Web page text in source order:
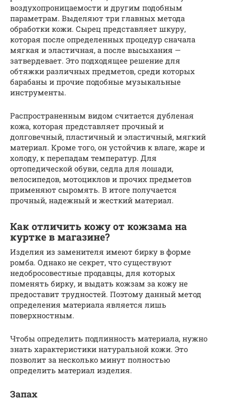
воздухопроницаемости и другим подобным
параметрам. Выделяют три главных метода
обработки кожи. Сырец представляет шкуру,
которая после определенных процедур сначала
мягкая и эластичная, а после высыхания —
затвердевает. Это подходящее решение для
обтяжки различных предметов, среди которых
барабаны и прочие подобные музыкальные
инструменты.
Распространенным видом считается дубленая
кожа, которая представляет прочный и
долговечный, пластичный и эластичный, мягкий
материал. Кроме того, он устойчив к влаге, жаре и
холоду, к перепадам температур. Для
ортопедической обуви, седла для лошади,
велосипедов, мотоциклов и прочих предметов
применяют сыромять. В итоге получается
прочный, надежный и жесткий материал.
Как отличить кожу от кожзама на
куртке в магазине?
Изделия из заменителя имеют бирку в форме
ромба. Однако не секрет, что существуют
недобросовестные продавцы, для которых
поменять бирку, и выдать кожзам за кожу не
предоставит трудностей. Поэтому данный метод
определения материала является лишь
поверхностным.
Чтобы определить подлинность материала, нужно
знать характеристики натуральной кожи. Это
позволит за несколько минут полностью
определить материал изделия.
Запах